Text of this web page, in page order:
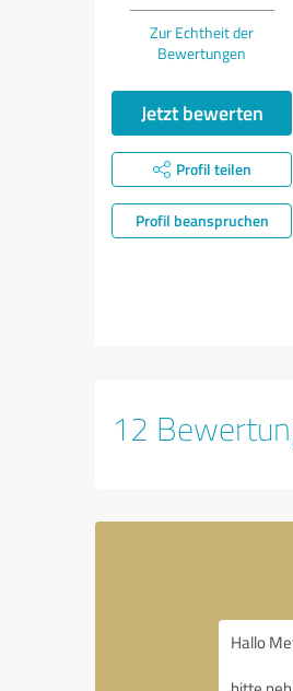
Zur Echtheit der
Bewertungen
Jetzt bewerten
Profil teilen
Profil beanspruchen
12